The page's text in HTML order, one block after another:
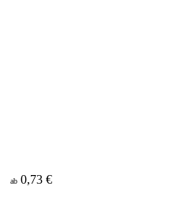
ab 0,73 €